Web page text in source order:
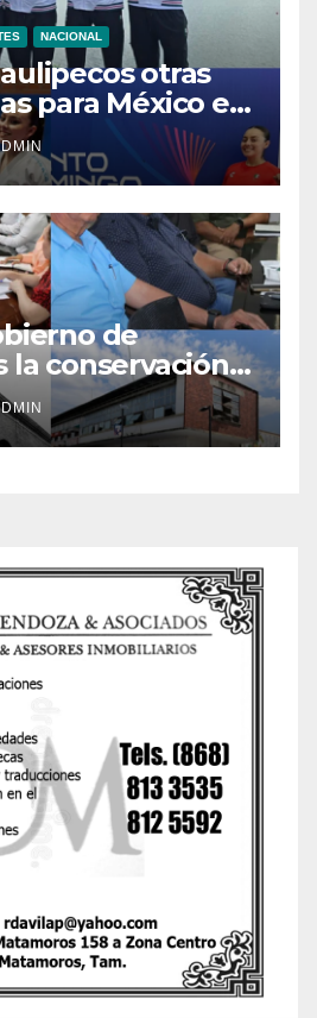
NACIONAL
otras
para México en
y del
de
la conservación
Mercado